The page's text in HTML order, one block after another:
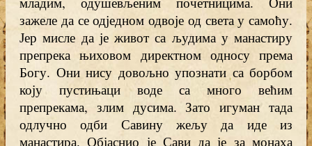
зажеле да се одједном одвоје од света у самоћу.
Јер мисле да је живот са људима у манастиру
препрека њиховом директном односу према
Богу. Они нису довољно упознати са борбом
коју пустињаци воде са много већим
препрекама, злим дусима. Зато игуман тада
одлучно одби Савину жељу да иде из
манастира. Објаснио је Сави да је за монаха